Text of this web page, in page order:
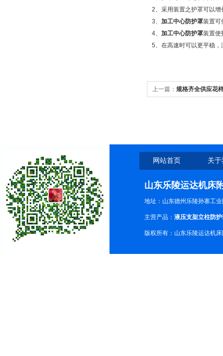
2、采用装置之护罩可以增
3、 加工中心防护罩装置可
4、 加工中心防护罩装置使
5、在高速时可以更平稳
上一篇： 规格齐全供应花
网站首页 关
山东乐陵运达机床
地址：山东德州乐陵孙寨工
主营产品： 液压支架立柱防
版权所有：山东乐陵运达机